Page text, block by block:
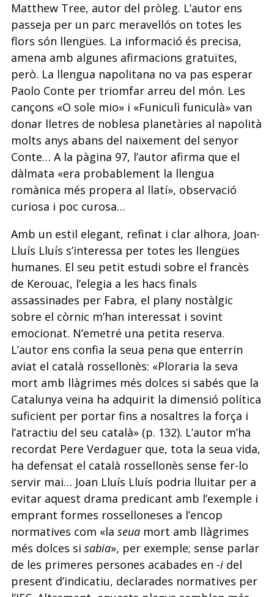
Matthew Tree, autor del pròleg. L’autor ens
passeja per un parc meravellós on totes les
flors són llengües. La informació és precisa,
amena amb algunes afirmacions gratuïtes,
però. La llengua napolitana no va pas esperar
Paolo Conte per triomfar arreu del món. Les
cançons «O sole mio» i «Funiculì funiculà» van
donar lletres de noblesa planetàries al napolità
molts anys abans del naixement del senyor
Conte… A la pàgina 97, l’autor afirma que el
dàlmata «era probablement la llengua
romànica més propera al llatí», observació
curiosa i poc curosa…
Amb un estil elegant, refinat i clar alhora, Joan-
Lluís Lluís s’interessa per totes les llengües
humanes. El seu petit estudi sobre el francès
de Kerouac, l’elegia a les hacs finals
assassinades per Fabra, el plany nostàlgic
sobre el còrnic m’han interessat i sovint
emocionat. N’emetré una petita reserva.
L’autor ens confia la seua pena que enterrin
aviat el català rossellonès: «Ploraria la seva
mort amb llàgrimes més dolces si sabés que la
Catalunya veïna ha adquirit la dimensió política
suficient per portar fins a nosaltres la força i
l’atractiu del seu català» (p. 132). L’autor m’ha
recordat Pere Verdaguer que, tota la seua vida,
ha defensat el català rossellonès sense fer-lo
servir mai… Joan Lluís Lluís podria lluitar per a
evitar aquest drama predicant amb l’exemple i
emprant formes rosselloneses a l’encop
normatives com «la seuamort amb llàgrimes
més dolces si sabia», per exemple; sense parlar
de les primeres persones acabades en -idel
present d’indicatiu, declarades normatives per